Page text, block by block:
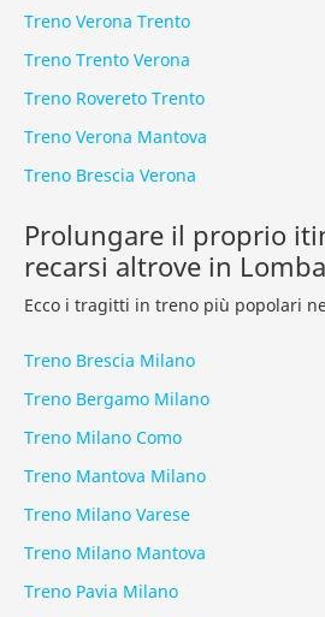
Treno Verona Trento
Treno Trento Verona
Treno Rovereto Trento
Treno Verona Mantova
Treno Brescia Verona
Prolungare il proprio
recarsi altrove in
Ecco i tragitti in treno più popolari
Treno Brescia Milano
Treno Bergamo Milano
Treno Milano Como
Treno Mantova Milano
Treno Milano Varese
Treno Milano Mantova
Treno Pavia Milano